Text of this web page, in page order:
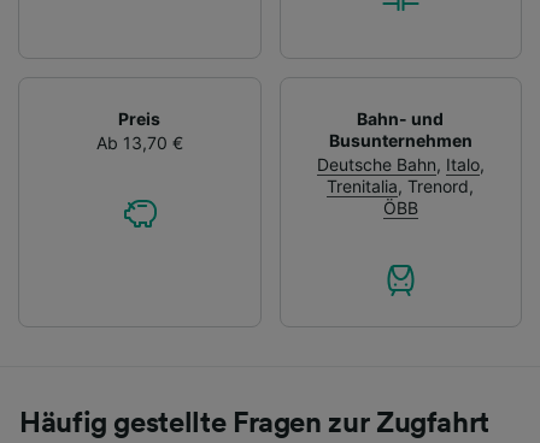
Preis
Ab 13,70 €
Bahn- und
Busunternehmen
Deutsche Bahn, Italo,
Trenitalia,Trenord,
ÖBB
Häufig gestellte Fragen zur Zugfahrt